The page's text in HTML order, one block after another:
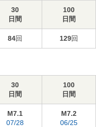
30
日間
100
日間
84回 129回
30
日間
100
日間
M7.1
07/28
M7.2
06/25